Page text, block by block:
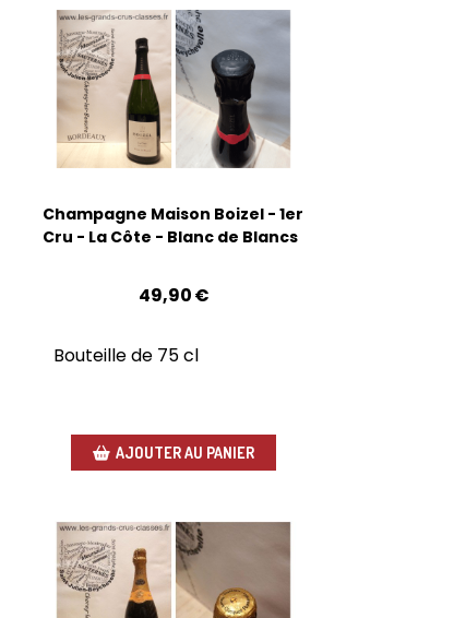
Champagne Maison Boizel - 1er
Cru - La Côte - Blanc de Blancs
49,90€
Bouteille de 75 cl
AJOUTER AU PANIER